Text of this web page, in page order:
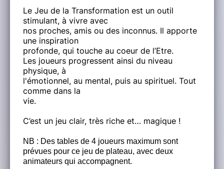
Le Jeu de la Transformation est un outil
stimulant, à vivre avec
nos proches, amis ou des inconnus. Il apporte
une inspiration
profonde, qui touche au coeur de l’Etre.
Les joueurs progressent ainsi du niveau
physique, à
l'émotionnel, au mental, puis au spirituel. Tout
comme dans la
vie.
C’est un jeu clair, très riche et… magique !
NB : Des tables de 4 joueurs maximum sont
prévues pour ce jeu de plateau, avec deux
animateurs qui accompagnent.